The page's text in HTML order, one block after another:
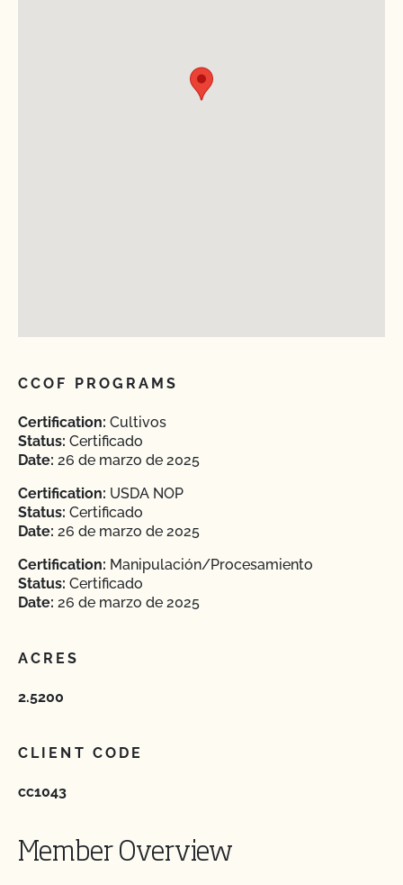
CCOF PROGRAMS
Certification: Cultivos
Status: Certificado
Date: 26 de marzo de 2025
Certification: USDA NOP
Status: Certificado
Date: 26 de marzo de 2025
Certification: Manipulación/Procesamiento
Status: Certificado
Date: 26 de marzo de 2025
ACRES
2.5200
CLIENT CODE
cc1043
Member Overview